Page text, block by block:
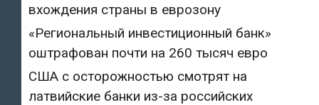
вхождения страны в еврозону
«Региональный инвестиционный банк»
оштрафован почти на 260 тысяч евро
США с осторожностью смотрят на
латвийские банки из-за российских